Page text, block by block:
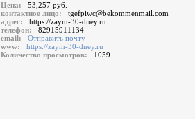
Цена:
53,257 руб.
контактное лицо:
tgefpiwc@bekommenmail.com
адрес:
https://zaym-30-dney.ru
телефон:
82915911134
email:
Отправить почту
www:
https://zaym-30-dney.ru
Количество просмотров:
1059